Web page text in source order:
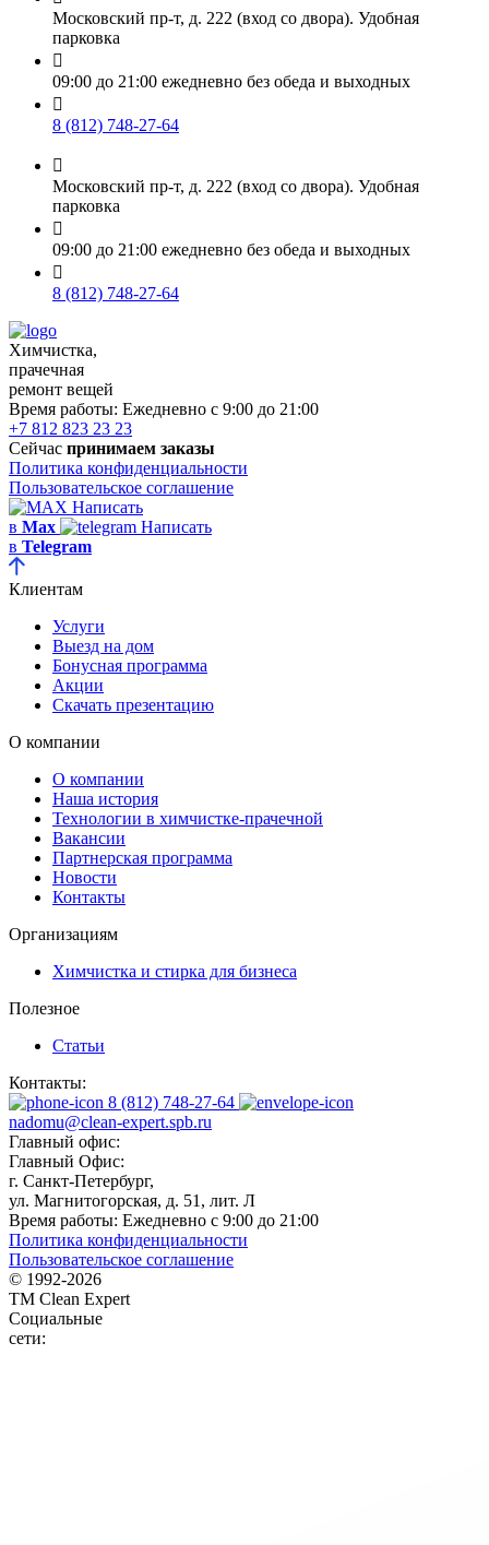
Московский пр-т, д. 222 (вход со двора). Удобная
парковка

09:00 до 21:00 ежедневно без обеда и выходных

8 (812) 748-27-64

Московский пр-т, д. 222 (вход со двора). Удобная
парковка

09:00 до 21:00 ежедневно без обеда и выходных

8 (812) 748-27-64
Химчистка,
прачечная
ремонт вещей
Время работы: Ежедневно с 9:00 до 21:00
+7 812 823 23 23
Сейчас принимаем заказы
Политика конфиденциальности
Пользовательское соглашение
Написать
в Max
Написать
в Telegram
Клиентам
Услуги
Выезд на дом
Бонусная программа
Акции
Скачать презентацию
О компании
О компании
Наша история
Технологии в химчистке-прачечной
Вакансии
Партнерская программа
Новости
Контакты
Организациям
Химчистка и стирка для бизнеса
Полезное
Статьи
Контакты:
8 (812) 748-27-64
nadomu@clean-expert.spb.ru
Главный офис:
Главный Офис:
г. Санкт-Петербург,
ул. Магнитогорская, д. 51, лит. Л
Время работы: Ежедневно с 9:00 до 21:00
Политика конфиденциальности
Пользовательское соглашение
© 1992-2026
TM Clean Expert
Социальные
сети: